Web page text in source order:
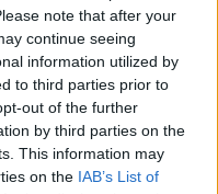
note that after your
continue seeing
information utilized by
to third parties prior to
out of the further
by third parties on the
This information may
on the IAB’s List of
17
e Separatori di
4